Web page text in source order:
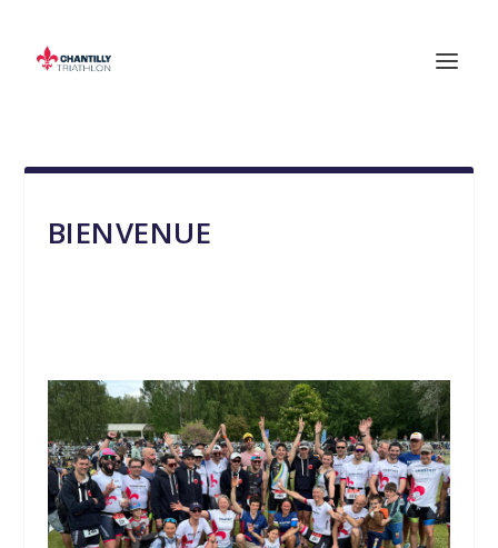
BIENVENUE